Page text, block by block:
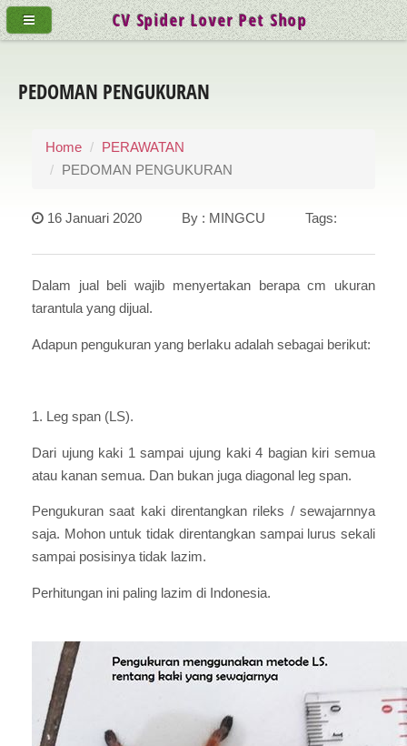
PEDOMAN PENGUKURAN
Home
PERAWATAN
PEDOMAN PENGUKURAN
16 Januari 2020 By : MINGCU Tags:
Dalam jual beli wajib menyertakan berapa cm ukuran
tarantula yang dijual.
Adapun pengukuran yang berlaku adalah sebagai berikut:
1. Leg span (LS).
Dari ujung kaki 1 sampai ujung kaki 4 bagian kiri semua
atau kanan semua. Dan bukan juga diagonal leg span.
Pengukuran saat kaki direntangkan rileks / sewajarnnya
saja. Mohon untuk tidak direntangkan sampai lurus sekali
sampai posisinya tidak lazim.
Perhitungan ini paling lazim di Indonesia.
CV Spider Lover Pet Shop